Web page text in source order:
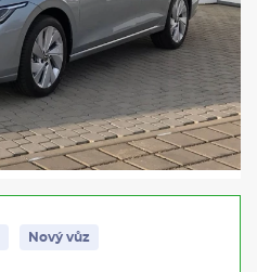
Nový vůz